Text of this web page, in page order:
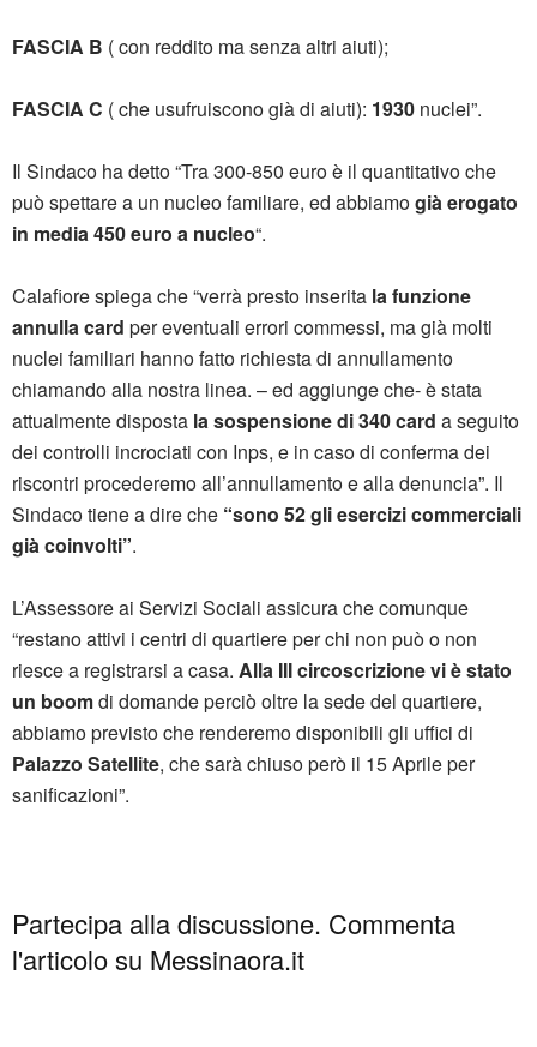
FASCIA B ( con reddito ma senza altri aiuti);
FASCIA C ( che usufruiscono già di aiuti): 1930 nuclei”.
Il Sindaco ha detto “Tra 300-850 euro è il quantitativo che
può spettare a un nucleo familiare, ed abbiamogià erogato
in media 450 euro a nucleo“.
Calafiore spiega che “verrà presto inserita la funzione
annulla card per eventuali errori commessi, ma già molti
nuclei familiari hanno fatto richiesta di annullamento
chiamando alla nostra linea. – ed aggiunge che- è stata
attualmente disposta la sospensione di 340 card a seguito
dei controlli incrociati con Inps, e in caso di conferma dei
riscontri procederemo all’annullamento e alla denuncia”. Il
Sindaco tiene a dire che “sono 52 gli esercizi commerciali
già coinvolti”.
L’Assessore ai Servizi Sociali assicura che comunque
“restano attivi i centri di quartiere per chi non può o non
riesce a registrarsi a casa. Alla III circoscrizione vi è stato
un boomdi domande perciò oltre la sede del quartiere,
abbiamo previsto che renderemo disponibili gli uffici di
Palazzo Satellite, che sarà chiuso però il 15 Aprile per
sanificazioni”.
Partecipa alla discussione. Commenta
l'articolo su Messinaora.it